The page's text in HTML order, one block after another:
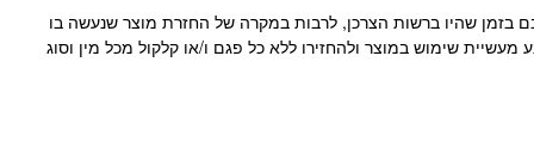
שהיו ברשות הצרכן, לרבות במקרה של החזרת מוצר שנעשה בו
שימוש במוצר ולהחזירו ללא כל פגם ו/או קלקול מכל מין וסוג